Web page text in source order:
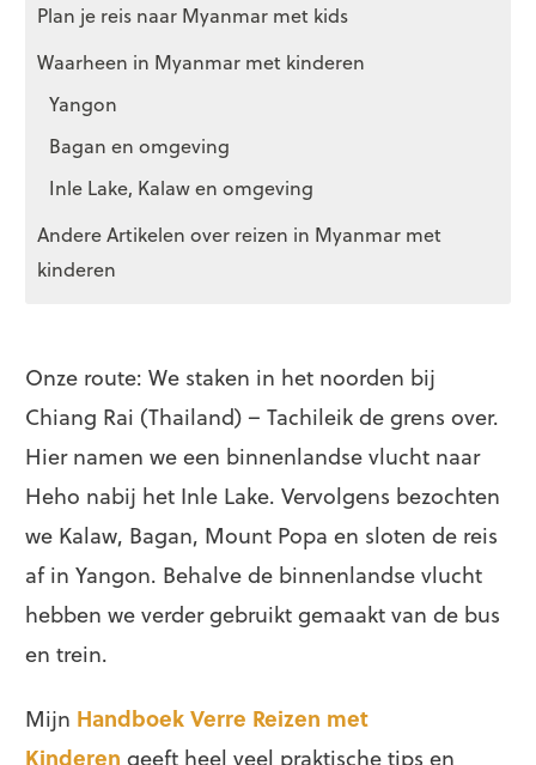
Plan je reis naar Myanmar met kids
Waarheen in Myanmar met kinderen
Yangon
Bagan en omgeving
Inle Lake, Kalaw en omgeving
Andere Artikelen over reizen in Myanmar met
kinderen
Onze route: We staken in het noorden bij
Chiang Rai (Thailand) – Tachileik de grens over.
Hier namen we een binnenlandse vlucht naar
Heho nabij het Inle Lake. Vervolgens bezochten
we Kalaw, Bagan, Mount Popa en sloten de reis
af in Yangon. Behalve de binnenlandse vlucht
hebben we verder gebruikt gemaakt van de bus
en trein.
Mijn Handboek Verre Reizen met
Kinderen geeft heel veel praktische tips en